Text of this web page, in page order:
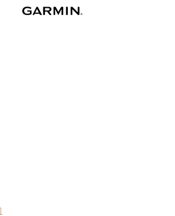
Značka:Garmin